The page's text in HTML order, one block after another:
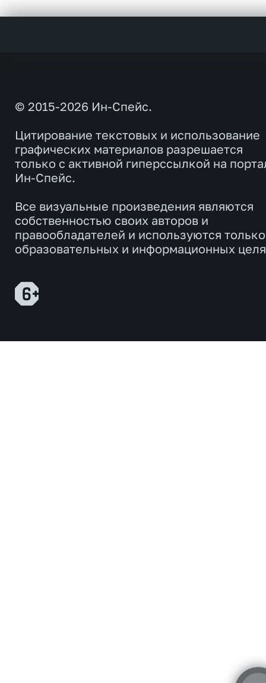
© 2015-2026 Ин-Спейс.
Цитирование текстовых и использование
графических материалов разрешается
только с активной гиперссылкой на
Ин-Спейс.
Все визуальные произведения являются
собственностью своих авторов и
правообладателей и используются
образовательных и информационных